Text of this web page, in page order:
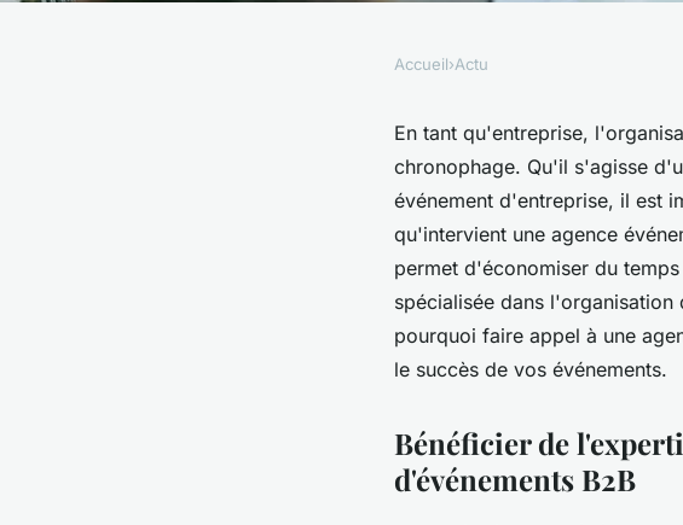
Top 4 des raisons de
agence d'organisation
Accueil›Actu
En tant qu'entreprise,
chronophage. Qu'il s'agisse
événement d'entreprise, il est
qu'intervient une agence
permet d'économiser du
spécialisée dans
pourquoi faire appel à une
le succès de vos événements.
Bénéficier de
d'événements B2B